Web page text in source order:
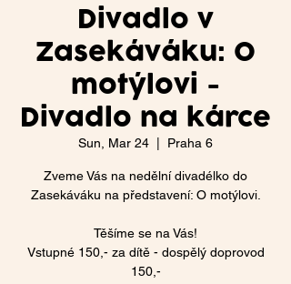
Divadlo v
Zasekáváku: O
motýlovi -
Divadlo na kárce
Sun, Mar 24 Praha 6
Zveme Vás na nedělní divadélko do
Zasekáváku na představení: O motýlovi.
Těšíme se na Vás!
Vstupné 150,- za dítě - dospělý doprovod
150,-